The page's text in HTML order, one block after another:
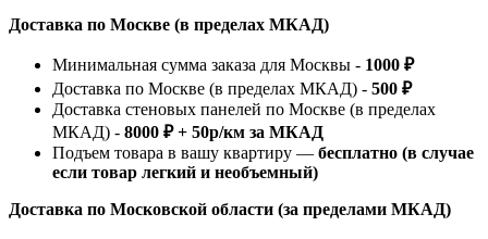
Доставка по Москве (в пределах МКАД)
Минимальная сумма заказа для Москвы - 1000 ₽
Доставка по Москве (в пределах МКАД) - 500 ₽
Доставка стеновых панелей по Москве (в пределах
МКАД) - 8000 ₽ + 50р/км за МКАД
Подъем товара в вашу квартиру — бесплатно (в случае
если товар легкий и необъемный)
Доставка по Московской области (за пределами МКАД)